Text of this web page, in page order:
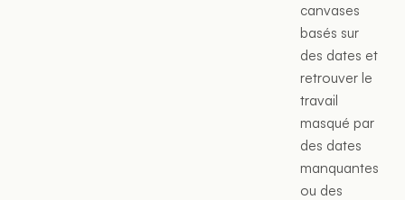
canvases
basés sur
des dates et
retrouver le
travail
masqué par
des dates
manquantes
ou des